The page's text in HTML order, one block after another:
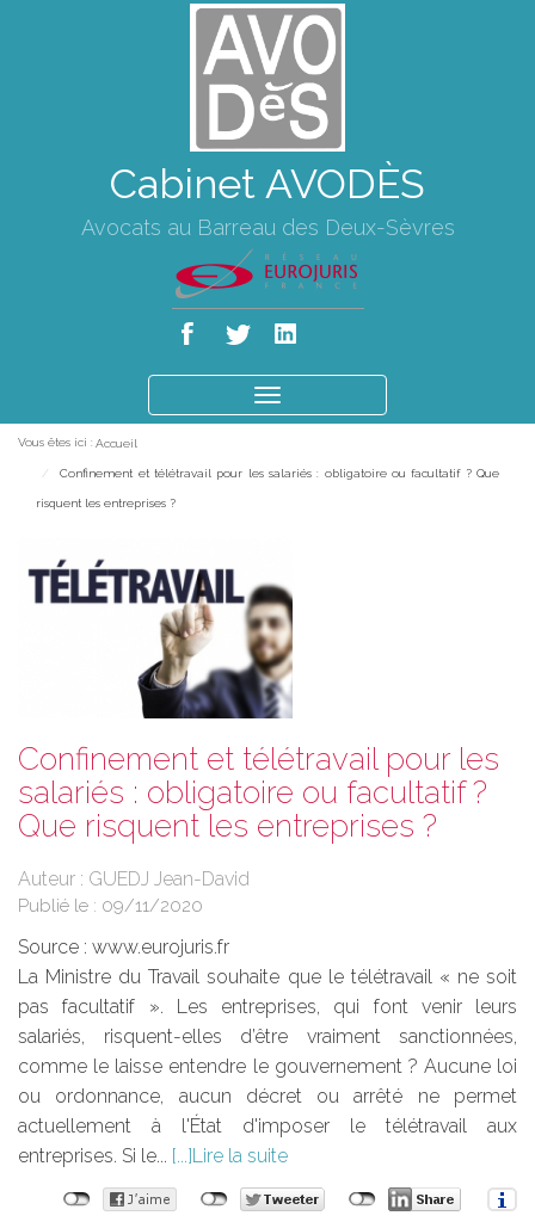
Cabinet AVODÈS
Avocats au Barreau des Deux-Sèvres
le
Vous êtes ici : Accueil
Confinement et télétravail pour les salariés : obligatoire ou facultatif ? Que
risquent les entreprises ?
Confinement et télétravail pour les
salariés : obligatoire ou facultatif ?
Que risquent les entreprises ?
Auteur : GUEDJ Jean-David
Publié le : 09/11/2020
Source : www.eurojuris.fr
La Ministre du Travail souhaite que le télétravail « ne soit
pas facultatif ». Les entreprises, qui font venir leurs
salariés, risquent-elles d’être vraiment sanctionnées,
comme le laisse entendre le gouvernement ? Aucune loi
ou ordonnance, aucun décret ou arrêté ne permet
actuellement à l'État d'imposer le télétravail aux
entreprises. Si le...
Lire la suite